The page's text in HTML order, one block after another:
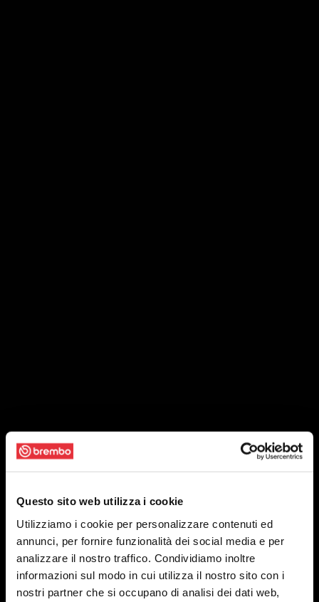
Questo sito web utilizza i cookie
Utilizziamo i cookie per personalizzare contenuti ed
annunci, per fornire funzionalità dei social media e per
analizzare il nostro traffico. Condividiamo inoltre
informazioni sul modo in cui utilizza il nostro sito con i
nostri partner che si occupano di analisi dei dati web,